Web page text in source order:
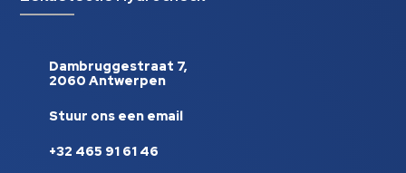
Dambruggestraat 7,
2060 Antwerpen
Stuur ons een email
+32 465 91 61 46